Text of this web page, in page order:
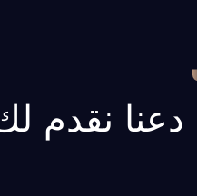
دعنا نقدم